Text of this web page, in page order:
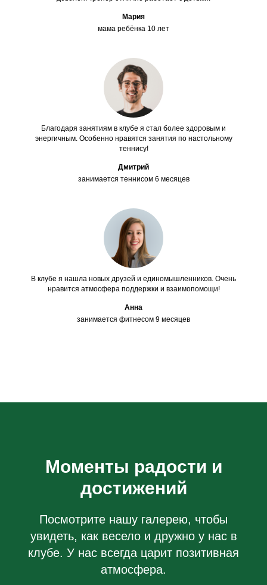
Мария
мама ребёнка 10 лет
Благодаря занятиям в клубе я стал более здоровым и
энергичным. Особенно нравятся занятия по настольному
теннису!
Дмитрий
занимается теннисом 6 месяцев
В клубе я нашла новых друзей и единомышленников. Очень
нравится атмосфера поддержки и взаимопомощи!
Анна
занимается фитнесом 9 месяцев
Моменты радости и
достижений
Посмотрите нашу галерею, чтобы
увидеть, как весело и дружно у нас в
клубе. У нас всегда царит позитивная
атмосфера.